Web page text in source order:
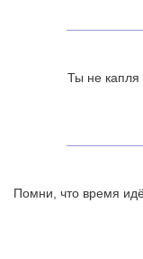
Ты не капля
Помни, что время